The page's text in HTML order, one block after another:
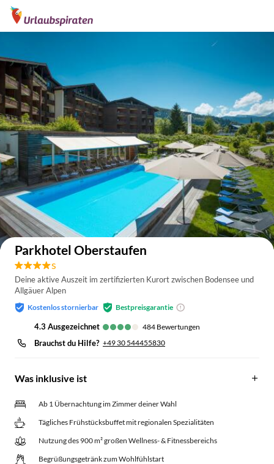
Auf der Karte anzeigen
Parkhotel Oberstaufen
s
Deine aktive Auszeit im zertifizierten Kurort zwischen Bodensee und
Allgäuer Alpen
Kostenlos stornierbar Bestpreisgarantie
4.3 ausgezeichnet 484 Bewertungen
Brauchst du Hilfe? +49 30 544455830
Was inklusive ist
Ab 1 Übernachtung im Zimmer deiner Wahl
Tägliches Frühstücksbuffet mit regionalen Spezialitäten
Nutzung des 900 m² großen Wellness- & Fitnessbereichs
Begrüßungsgetränk zum Wohlfühlstart